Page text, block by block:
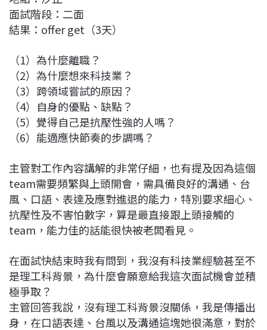
面試階段：二面
結果：offer get（3天）
（1）為什麼離職？
（2）為什麼想來科技業？
（3）跨領域嘗試的原因？
（4）自身的優點、缺點？
（5）覺得自己是抗壓性強的人嗎？
（6）能適應快節奏的步調嗎？
主管對工作內容講解的非常仔細，也有提及因為這個
team需要頻繁與上頭開會，需具備良好的溝通、台
風、口語、表達及應對進退的能力，特別要求細心、
抗壓性及不害怕數字，算是最直接跟上頭接觸的
team，能力佳的話能很快被老闆看見。
在面試快結束時我有問到，我沒有科技業經驗甚至不
是理工科背景，為什麼會願意給我這次面試機會並積
極爭取？
主管回答我說，沒有理工科背景沒關係，我是傳播出
身，在口語表達、台風以及溝通這塊她很滿意，對於